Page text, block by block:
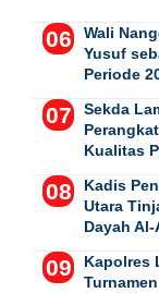
Wali
Yusuf
Periode
Sekda
Kualitas
Kadis
Utara
Dayah
Kapolres